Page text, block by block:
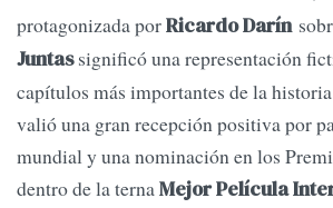
protagonizada porRicardo Darín
Juntassignificó una representación
capítulos más importantes de la
valió una gran recepción positiva por
mundial y una nominación en los
dentro de la ternaMejor Película